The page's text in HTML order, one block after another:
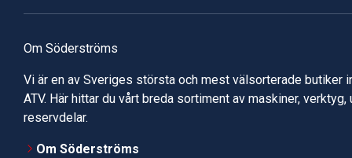
Om Söderströms
Vi är en av Sveriges största och mest välsorterade butiker
ATV. Här hittar du vårt breda sortiment av maskiner, verktyg,
reservdelar.
Om Söderströms